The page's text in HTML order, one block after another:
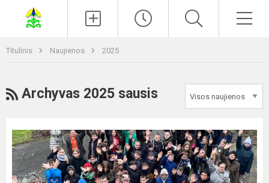
Titulinis Naujienos 2025
RSS
Archyvas 2025 sausis
Gerumo
mokyklos
ambasadoriai